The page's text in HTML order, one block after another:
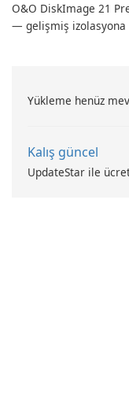
O&O DiskImage 21
— gelişmiş izolasyona
Yükleme henüz
Kalış güncel
UpdateStar ile